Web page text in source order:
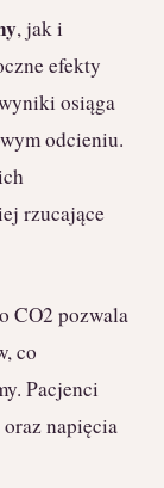
, jak i
efekty
osiąga
odcieniu.
rzucające
CO2 pozwala
co
Pacjenci
napięcia